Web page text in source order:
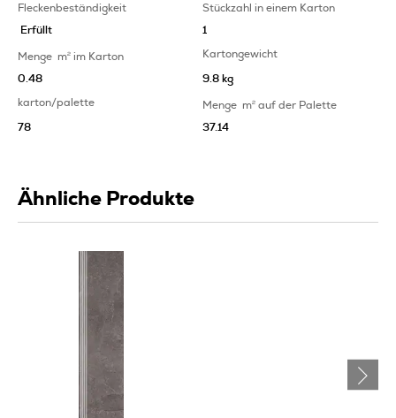
Fleckenbeständigkeit
Erfüllt
Stückzahl in einem Karton
1
Menge m2 im Karton
0.48
Kartongewicht
9.8 kg
karton/palette
78
Mengem2 auf der Palette
37.14
Ähnliche Produkte